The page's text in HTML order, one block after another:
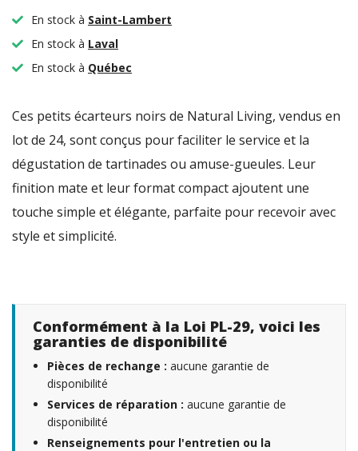
En stock à Saint-Lambert
En stock à Laval
En stock à Québec
Ces petits écarteurs noirs de Natural Living, vendus en
lot de 24, sont conçus pour faciliter le service et la
dégustation de tartinades ou amuse-gueules. Leur
finition mate et leur format compact ajoutent une
touche simple et élégante, parfaite pour recevoir avec
style et simplicité.
Conformément à la Loi PL-29, voici les
garanties de disponibilité
Pièces de rechange : aucune garantie de
disponibilité
Services de réparation : aucune garantie de
disponibilité
Renseignements pour l'entretien ou la